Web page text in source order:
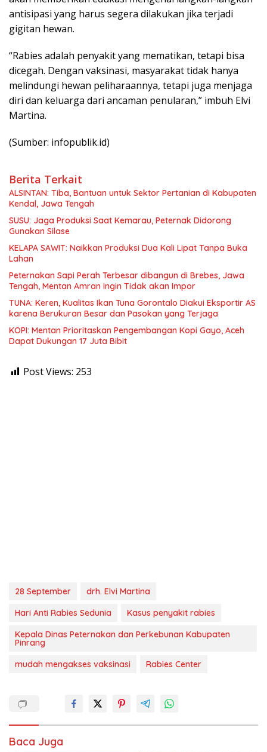
antisipasi yang harus segera dilakukan jika terjadi
gigitan hewan.
“Rabies adalah penyakit yang mematikan, tetapi bisa
dicegah. Dengan vaksinasi, masyarakat tidak hanya
melindungi hewan peliharaannya, tetapi juga menjaga
diri dan keluarga dari ancaman penularan,” imbuh Elvi
Martina.
(Sumber: infopublik.id)
Berita Terkait
ALSINTAN: Tiba, Bantuan untuk Sektor Pertanian di Kabupaten
Kendal, Jawa Tengah
SUSU: Jaga Produksi Saat Kemarau, Peternak Didorong
Gunakan Silase
KELAPA SAWIT: Naikkan Produksi Dua Kali Lipat Tanpa Buka
Lahan
Peternakan Sapi Perah Terbesar dibangun di Brebes, Jawa
Tengah, Mentan Amran Ingin Tidak akan Impor
TUNA: Keren, Kualitas Ikan Tuna Gorontalo Diakui Eksportir AS
karena Berukuran Besar dan Pasokan yang Terjaga
KOPI: Mentan Prioritaskan Pengembangan Kopi Gayo, Aceh
Dapat Dukungan 17 Juta Bibit
Post Views: 253
28 September
drh. Elvi Martina
Hari Anti Rabies Sedunia
Kasus penyakit rabies
Kepala Dinas Peternakan dan Perkebunan Kabupaten
Pinrang
mudah mengakses vaksinasi
Rabies Center
Baca Juga